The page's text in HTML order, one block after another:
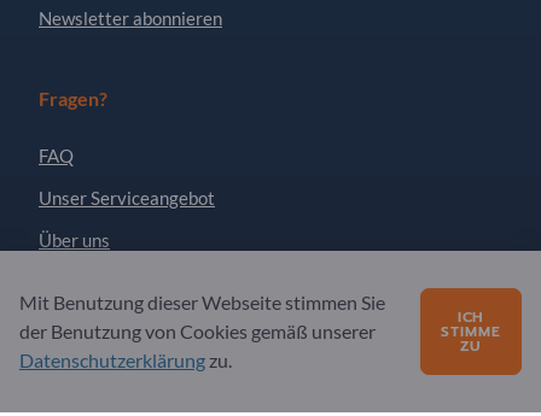
Newsletter abonnieren
Fragen?
FAQ
Unser Serviceangebot
Über uns
Exportpages International Network
Mit Benutzung dieser Webseite stimmen Sie
der Benutzung von Cookies gemäß unserer
Datenschutzerklärung zu.
ICH
STIMME
ZU